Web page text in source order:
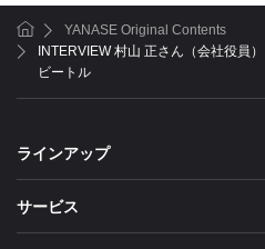
ホームYANASE Original Contents
INTERVIEW 村山 正さん（会社役員
ビートル
ラインアップ
サービス